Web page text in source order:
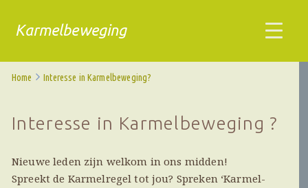
Home Interesse in Karmelbeweging?
Interesse in Karmelbeweging ?
Nieuwe leden zijn welkom in ons midden!
Spreekt de Karmelregel tot jou? Spreken ‘Karmel-
Karmelbeweging